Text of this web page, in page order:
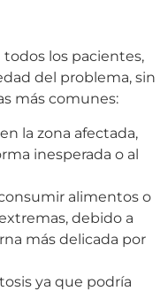
los pacientes,
del problema, sin
más comunes:
la zona afectada,
inesperada o al
alimentos o
debido a
más delicada por
ya que podría